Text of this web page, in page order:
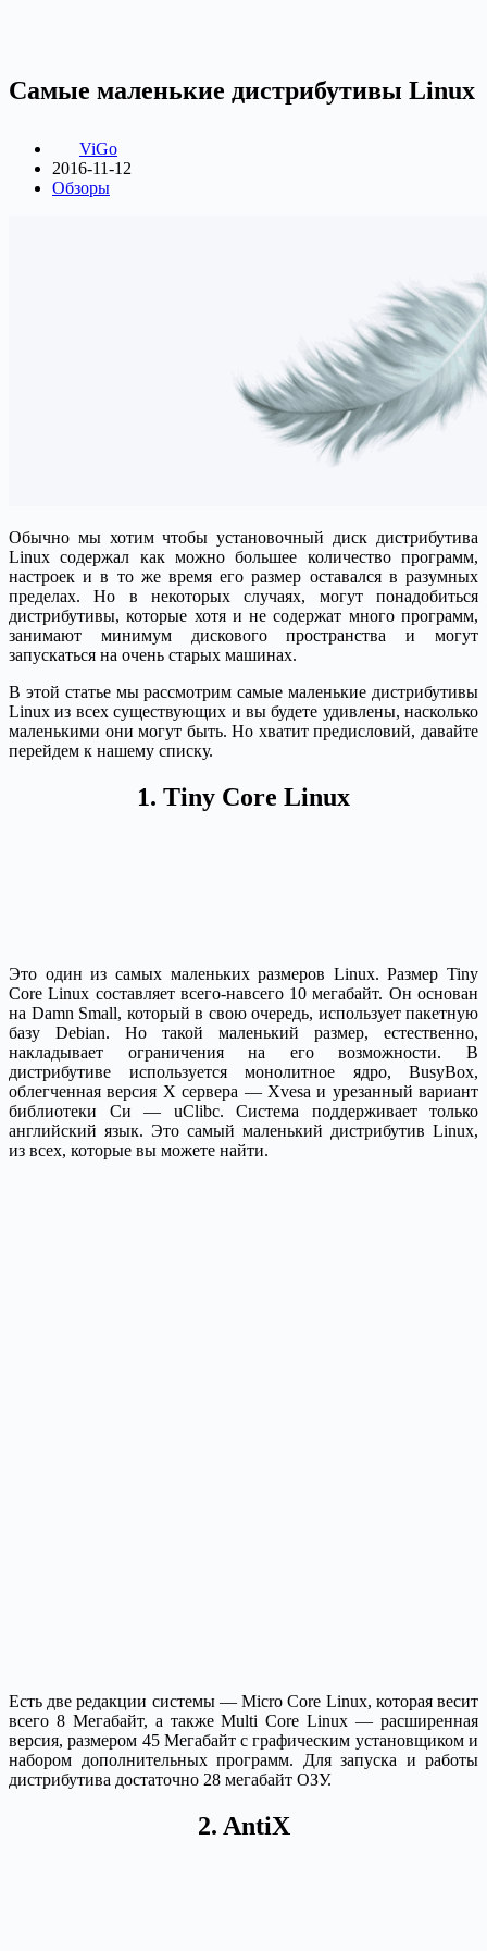
Самые маленькие дистрибутивы Linux
ViGo
2016-11-12
Обзоры
Обычно мы хотим чтобы установочный диск дистрибутива
Linux содержал как можно большее количество программ,
настроек и в то же время его размер оставался в разумных
пределах. Но в некоторых случаях, могут понадобиться
дистрибутивы, которые хотя и не содержат много программ,
занимают минимум дискового пространства и могут
запускаться на очень старых машинах.
В этой статье мы рассмотрим самые маленькие дистрибутивы
Linux из всех существующих и вы будете удивлены, насколько
маленькими они могут быть. Но хватит предисловий, давайте
перейдем к нашему списку.
1. Tiny Core Linux
Это один из самых маленьких размеров Linux. Размер Tiny
Core Linux составляет всего-навсего 10 мегабайт. Он основан
на Damn Small, который в свою очередь, использует пакетную
базу Debian. Но такой маленький размер, естественно,
накладывает ограничения на его возможности. В
дистрибутиве используется монолитное ядро, BusyBox,
облегченная версия X сервера — Xvesa и урезанный вариант
библиотеки Си — uClibc. Система поддерживает только
английский язык. Это самый маленький дистрибутив Linux,
из всех, которые вы можете найти.
Есть две редакции системы — Micro Core Linux, которая весит
всего 8 Мегабайт, а также Multi Core Linux — расширенная
версия, размером 45 Мегабайт с графическим установщиком и
набором дополнительных программ. Для запуска и работы
дистрибутива достаточно 28 мегабайт ОЗУ.
2. AntiX